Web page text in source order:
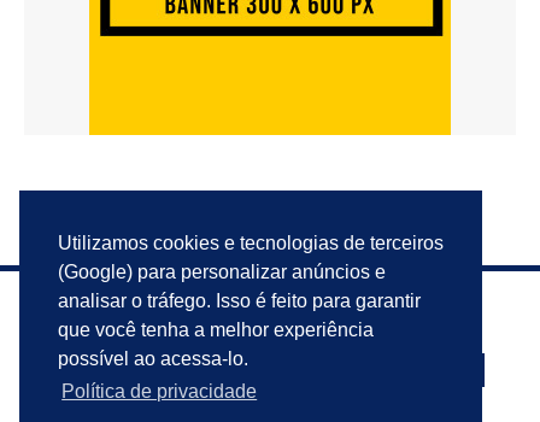
Utilizamos cookies e tecnologias de terceiros
(Google) para personalizar anúncios e
analisar o tráfego. Isso é feito para garantir
que você tenha a melhor experiência
possível ao acessa-lo.
Política de privacidade